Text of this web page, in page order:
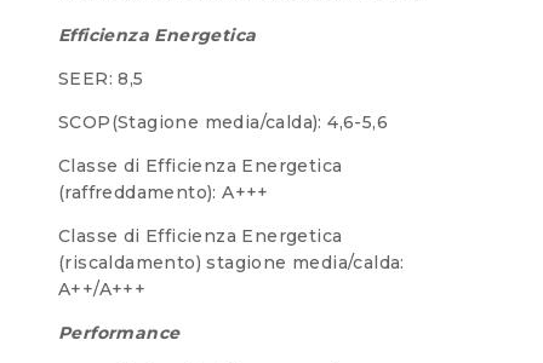
Efficienza Energetica
SEER: 8,5
SCOP(Stagione media/calda): 4,6-5,6
Classe di Efficienza Energetica
(raffreddamento): A+++
Classe di Efficienza Energetica
(riscaldamento) stagione media/calda:
A++/A+++
Performance